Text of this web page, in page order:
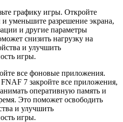
графику игры. Откройте
уменьшите разрешение экрана,
и другие параметры
снизить нагрузку на
и улучшить
игры.
все фоновые приложения.
7 закройте все приложения,
оперативную память и
Это поможет освободить
и улучшить
игры.